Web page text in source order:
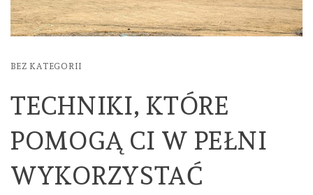
BEZ KATEGORII
TECHNIKI, KTÓRE
POMOGĄ CI W PEŁNI
WYKORZYSTAĆ